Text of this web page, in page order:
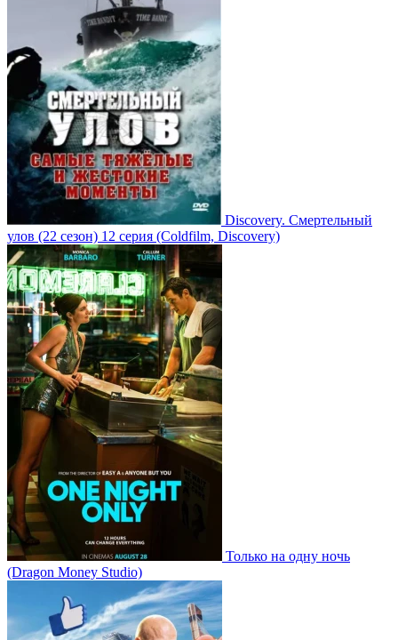
Discovery. Смертельный
улов (22 сезон) 12 серия (Coldfilm, Discovery)
Только на одну ночь
(Dragon Money Studio)